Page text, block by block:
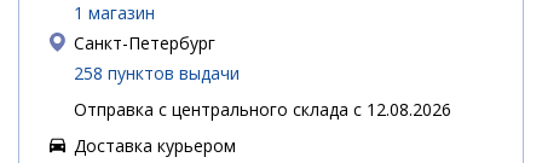
1 магазин
Санкт-Петербург
258 пунктов выдачи
Отправка с центрального склада с 12.08.2026
Доставка курьером